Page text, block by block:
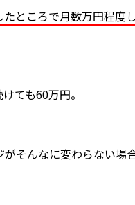
ところで月数万円程度
ても60万円。
そんなに変わらない場